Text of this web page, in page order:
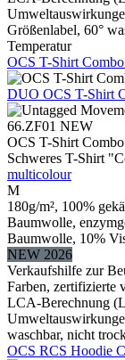
Größenlabel, 60°
Temperatur
OCS T-Shirt
DUO OCS T-Shirt
66.ZF01 NEW
OCS T-Shirt Combo
Schweres T-Shirt
multicolour
M
180g/m², 100%
Baumwolle,
Baumwolle, 10%
NEW 2026
Verkaufshilfe zur
Farben, zertifizierte
LCA-Berechnung
waschbar, nicht
OCS RCS Hoodie